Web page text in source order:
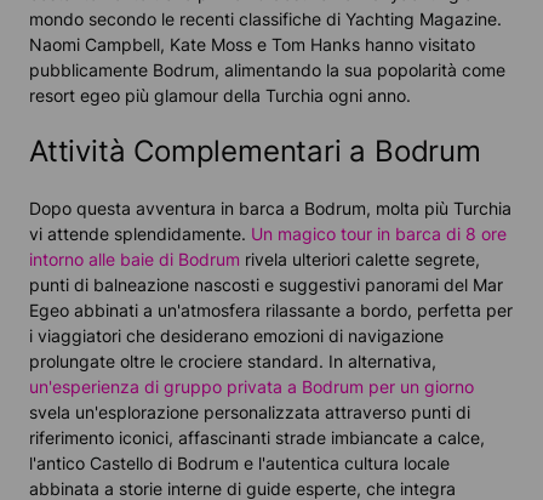
mondo secondo le recenti classifiche di Yachting Magazine.
Naomi Campbell, Kate Moss e Tom Hanks hanno visitato
pubblicamente Bodrum, alimentando la sua popolarità come
resort egeo più glamour della Turchia ogni anno.
Attività Complementari a Bodrum
Dopo questa avventura in barca a Bodrum, molta più Turchia
vi attende splendidamente. Un magico tour in barca di 8 ore
intorno alle baie di Bodrum rivela ulteriori calette segrete,
punti di balneazione nascosti e suggestivi panorami del Mar
Egeo abbinati a un'atmosfera rilassante a bordo, perfetta per
i viaggiatori che desiderano emozioni di navigazione
prolungate oltre le crociere standard. In alternativa,
un'esperienza di gruppo privata a Bodrum per un giorno
svela un'esplorazione personalizzata attraverso punti di
riferimento iconici, affascinanti strade imbiancate a calce,
l'antico Castello di Bodrum e l'autentica cultura locale
abbinata a storie interne di guide esperte, che integra